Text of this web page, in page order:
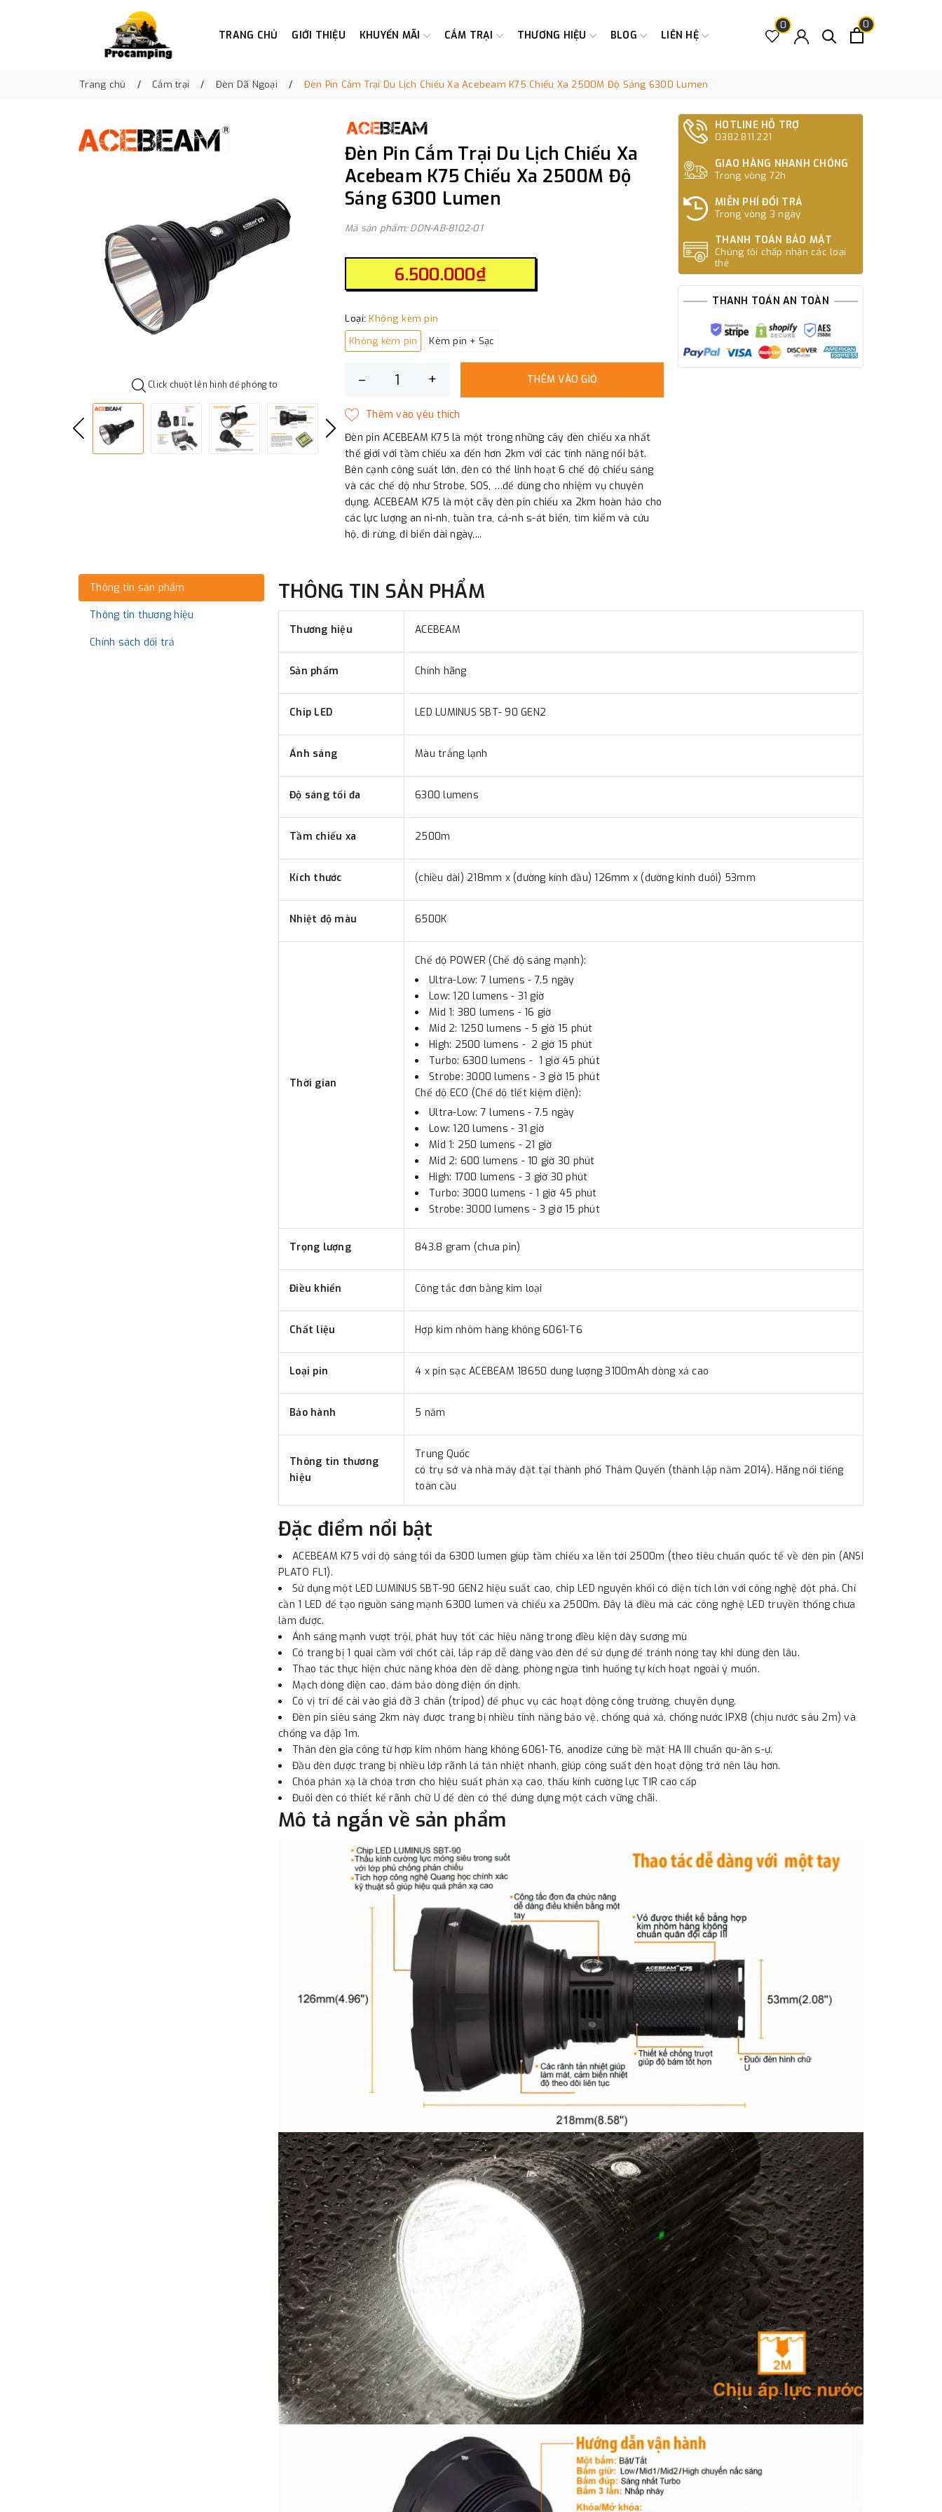
TRANG CHỦ GIỚI THIỆU KHUYẾN MÃI CẮM TRẠI THƯƠNG HIỆU BLOG LIÊN HỆ
0 0
Trang chủ Cắm trại Đèn Dã Ngoại Đèn Pin Cắm Trại Du Lịch Chiếu Xa Acebeam K75 Chiếu Xa 2500M Độ Sáng 6300 Lumen
Click chuột lên hình để phóng to
Đèn Pin Cắm Trại Du Lịch Chiếu Xa
Acebeam K75 Chiếu Xa 2500M Độ
Sáng 6300 Lumen
Mã sản phẩm: DDN-AB-8102-01
6.500.000₫
Loại: Không kèm pin
Không kèm pin
Kèm pin + Sạc
– + THÊM VÀO GIỎ
Đèn pin ACEBEAM K75 là một trong những cây đèn chiếu xa nhất
thế giới với tầm chiếu xa đến hơn 2km với các tính năng nổi bật.
Bên cạnh công suất lớn, đèn có thể linh hoạt 6 chế độ chiếu sáng
và các chế độ như Strobe, SOS, …để dùng cho nhiệm vụ chuyên
dụng. ACEBEAM K75 là một cây đèn pin chiếu xa 2km hoàn hảo cho
các lực lượng an ni-nh, tuần tra, cả-nh s-át biển, tìm kiếm và cứu
hộ, đi rừng, đi biển dài ngày,...
HOTLINE HỖ TRỢ
0382.811.221
GIAO HÀNG NHANH CHÓNG
Trong vòng 72h
MIỄN PHÍ ĐỔI TRẢ
Trong vòng 3 ngày
THANH TOÁN BẢO MẬT
Chúng tôi chấp nhận các loại
thẻ
THANH TOÁN AN TOÀN
Thông tin sản phẩm
Thông tin thương hiệu
Chính sách đổi trả
THÔNG TIN SẢN PHẨM
Thương hiệu ACEBEAM
Sản phẩm Chính hãng
Chip LED LED LUMINUS SBT- 90 GEN2
Ánh sáng Màu trắng lạnh
Độ sáng tối đa 6300 lumens
Tầm chiếu xa 2500m
Kích thước (chiều dài) 218mm x (đường kính đầu) 126mm x (đường kính đuôi) 53mm
Nhiệt độ màu 6500K
Thời gian
Chế độ POWER (Chế độ sáng mạnh):
Ultra-Low: 7 lumens - 7.5 ngày
Low: 120 lumens - 31 giờ
Mid 1: 380 lumens - 16 giờ
Mid 2: 1250 lumens - 5 giờ 15 phút
High: 2500 lumens - 2 giờ 15 phút
Turbo: 6300 lumens - 1 giờ 45 phút
Strobe: 3000 lumens - 3 giờ 15 phút
Chế độ ECO (Chế độ tiết kiệm điện):
Ultra-Low: 7 lumens - 7.5 ngày
Low: 120 lumens - 31 giờ
Mid 1: 250 lumens - 21 giờ
Mid 2: 600 lumens - 10 giờ 30 phút
High: 1700 lumens - 3 giờ 30 phút
Turbo: 3000 lumens - 1 giờ 45 phút
Strobe: 3000 lumens - 3 giờ 15 phút
Trọng lượng 843.8 gram (chưa pin)
Điều khiển Công tắc đơn bằng kim loại
Chất liệu Hợp kim nhôm hàng không 6061-T6
Loại pin 4 x pin sạc ACEBEAM 18650 dung lượng 3100mAh dòng xả cao
Bảo hành 5 năm
Thông tin thương
hiệu
Trung Quốc
có trụ sở và nhà máy đặt tại thành phố Thâm Quyến (thành lập năm 2014). Hãng nổi tiếng
toàn cầu
Đặc điểm nổi bật
ACEBEAM K75 với độ sáng tối đa 6300 lumen giúp tầm chiếu xa lên tới 2500m (theo tiêu chuẩn quốc tế về đèn pin (ANSI
PLATO FL1).
Sử dụng một LED LUMINUS SBT-90 GEN2 hiệu suất cao, chip LED nguyên khối có diện tích lớn với công nghệ đột phá. Chỉ
cần 1 LED để tạo nguồn sáng mạnh 6300 lumen và chiếu xa 2500m. Đây là điều mà các công nghệ LED truyền thống chưa
làm được.
Ánh sáng mạnh vượt trội, phát huy tốt các hiệu năng trong điều kiện dày sương mù
Có trang bị 1 quai cầm với chốt cài, lắp ráp dễ dàng vào đèn để sử dụng để tránh nóng tay khi dùng đèn lâu.
Thao tác thực hiện chức năng khóa đèn dễ dàng, phòng ngừa tình huống tự kích hoạt ngoài ý muốn.
Mạch dòng điện cao, đảm bảo dòng điện ổn định.
Có vị trí để cài vào giá đỡ 3 chân (tripod) để phục vụ các hoạt động công trường, chuyên dụng.
Đèn pin siêu sáng 2km này được trang bị nhiều tính năng bảo vệ, chống quá xả, chống nước IPX8 (chịu nước sâu 2m) và
chống va đập 1m.
Thân đèn gia công từ hợp kim nhôm hàng không 6061-T6, anodize cứng bề mặt HA III chuẩn qu-ân s-ự.
Đầu đèn được trang bị nhiều lớp rãnh lá tản nhiệt nhanh, giúp công suất đèn hoạt động trở nên lâu hơn.
Chóa phản xạ là chóa trơn cho hiệu suất phản xạ cao, thấu kính cường lực TIR cao cấp
Đuôi đèn có thiết kế rãnh chữ U để đèn có thể đứng dựng một cách vững chãi.
Mô tả ngắn về sản phẩm